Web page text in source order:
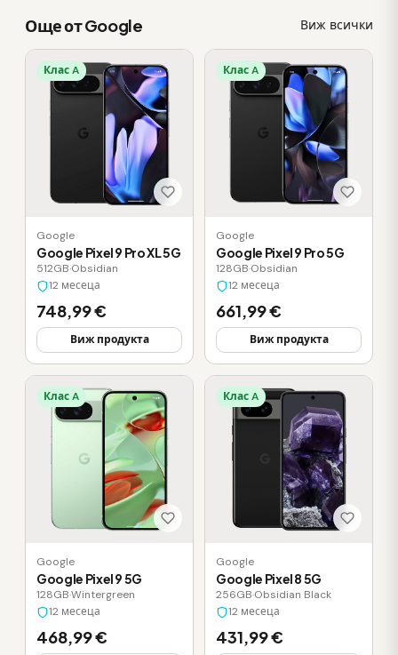
Още от Google Виж всички
Клас A
Google
Google Pixel 9 Pro XL 5G
512GB·Obsidian
12 месеца
748,99 €
Виж продукта
Клас A
Google
Google Pixel 9 Pro 5G
128GB·Obsidian
12 месеца
661,99 €
Виж продукта
Клас A
Google
Google Pixel 9 5G
128GB·Wintergreen
12 месеца
468,99 €
Клас A
Google
Google Pixel 8 5G
256GB·Obsidian Black
12 месеца
431,99 €